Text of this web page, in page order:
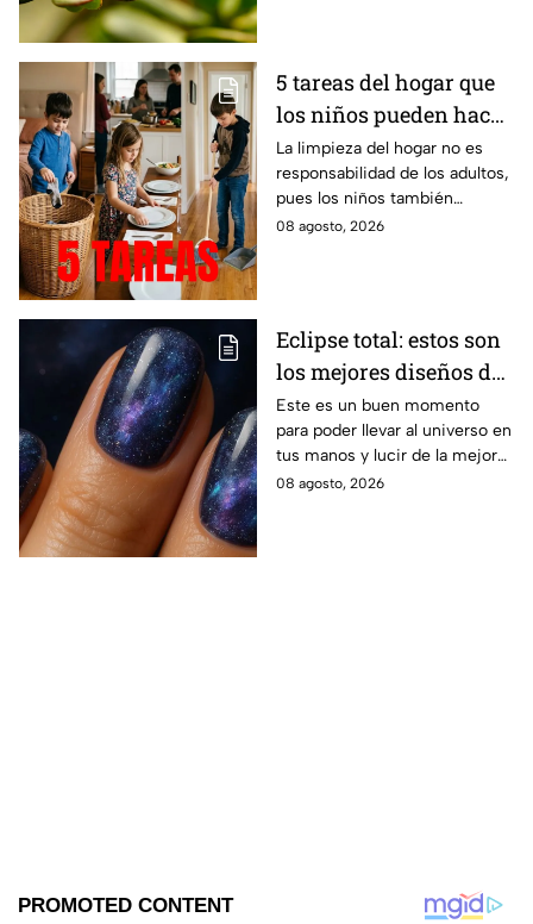
5 tareas del hogar que
los niños pueden hacer
según su edad
La limpieza del hogar no es
responsabilidad de los adultos,
pues los niños también
pueden colaborar
08 agosto, 2026
Eclipse total: estos son
los mejores diseños de
uñas para recibir el
evento astrológico
Este es un buen momento
para poder llevar al universo en
tus manos y lucir de la mejor
manera.
08 agosto, 2026